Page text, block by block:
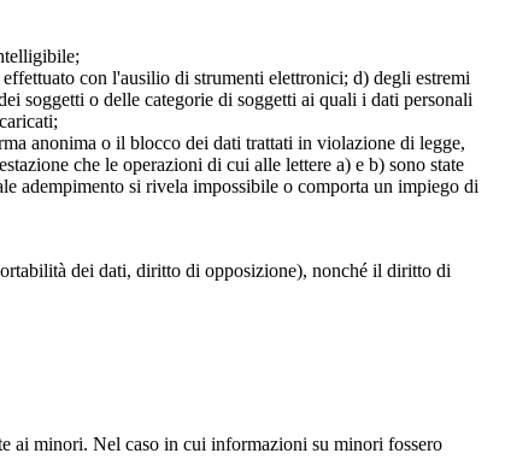
con l'ausilio di strumenti elettronici; d) degli estremi
soggetti o delle categorie di soggetti ai quali i dati personali
anonima o il blocco dei dati trattati in violazione di legge,
che le operazioni di cui alle lettere a) e b) sono state
adempimento si rivela impossibile o comporta un impiego di
dei dati, diritto di opposizione), nonché il diritto di
ai minori. Nel caso in cui informazioni su minori fossero